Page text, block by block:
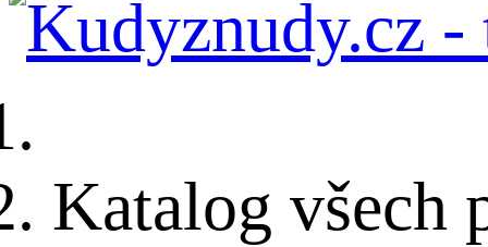
Katalog všech